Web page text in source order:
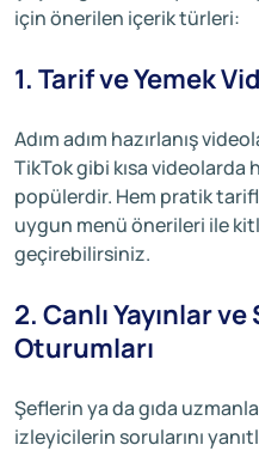
için önerilen içerik türleri:
1. Tarif ve Yemek
Adım adım hazırlanış
TikTok gibi kısa videolarda
popülerdir. Hem pratik
uygun menü önerileri ile
geçirebilirsiniz.
2. Canlı Yayınlar
Oturumları
Şeflerin ya da gıda
izleyicilerin sorularını